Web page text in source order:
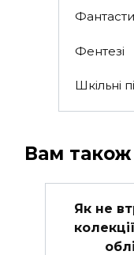
Фентезі
Шкільні
Вам
Як не